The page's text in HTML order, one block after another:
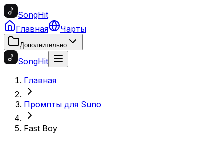
SongHit
Главная
Чарты
Дополнительно
SongHit
Главная
Промпты для Suno
Fast Boy